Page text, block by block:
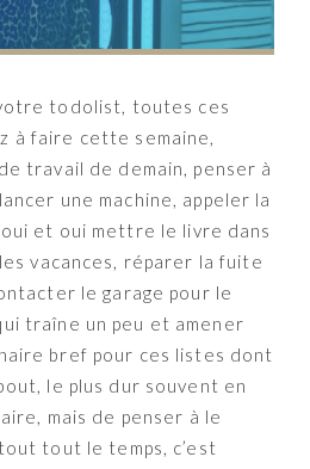
todolist, toutes ces
à faire cette semaine,
travail de demain, penser à
une machine, appeler la
et oui mettre le livre dans
vacances, réparer la fuite
le garage pour le
traîne un peu et amener
bref pour ces listes dont
le plus dur souvent en
mais de penser à le
tout le temps, c’est